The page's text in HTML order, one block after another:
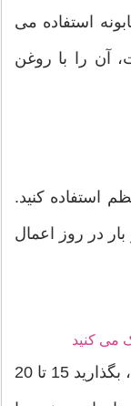
استفاده می
آن را با روغن
استفاده کنید.
در روز اعمال
می کنید
وقتی بابونه را روی پوست خود می‌مالید، بگذارید 15 تا 20